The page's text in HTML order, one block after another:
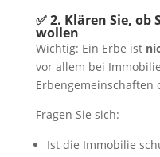
✅ 2. Klären Sie, ob
wollen
Wichtig: Ein Erbe ist
vor allem bei
Erbengemeinschaften
Fragen Sie sich:
Ist die Immobilie